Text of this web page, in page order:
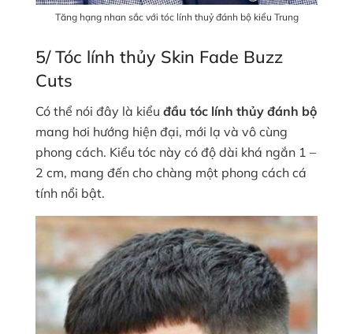
Tăng hạng nhan sắc với tóc lính thuỷ đánh bộ kiểu Trung
5/ Tóc lính thủy Skin Fade Buzz
Cuts
Có thể nói đây là kiểu đầu tóc lính thủy đánh bộ
mang hơi hướng hiện đại, mới lạ và vô cùng
phong cách. Kiểu tóc này có độ dài khá ngắn 1 –
2 cm, mang đến cho chàng một phong cách cá
tính nổi bật.